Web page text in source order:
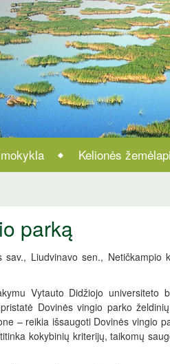
Kelionės
parką
Liudvinavo sen.,
Vytauto Didžiojo universiteto
Dovinės vingio parko
– reikia išsaugoti Dovinės vingio
kokybinių kriterijų, taikomų